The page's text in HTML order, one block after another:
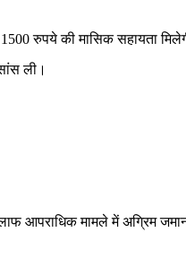
रुपये की मासिक सहायता
ली।
आपराधिक मामले में अग्रिम